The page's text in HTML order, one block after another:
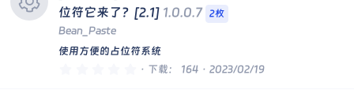
图
位符它来了？[2.1] 1.0.0.7 2枚
Bean_Paste
使用方便的占位符系统
0 下载 164 2023/02/19